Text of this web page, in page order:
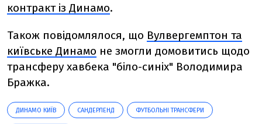
контракт із Динамо.
Також повідомлялося, що Вулвергемптон та
київське Динамо не змогли домовитись щодо
трансферу хавбека "біло-синіх" Володимира
Бражка.
ДИНАМО КИЇВ САНДЕРЛЕНД ФУТБОЛЬНІ ТРАНСФЕРИ